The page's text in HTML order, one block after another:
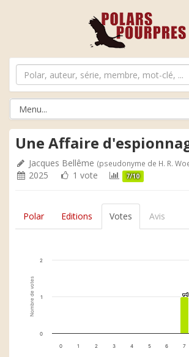
Une Affaire
Jacques Bellême (pseudonyme de H. R.
2025 1 vote 7/10
Polar Editions Votes Avis
Nombre de votes 1
1
0 1 2 3 4 5 6 7
0
1
2